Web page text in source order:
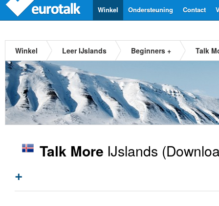
Contact
Ondersteuning
Winkel
Winkel Leer IJslands Beginners + Talk
Talk More IJslands
+